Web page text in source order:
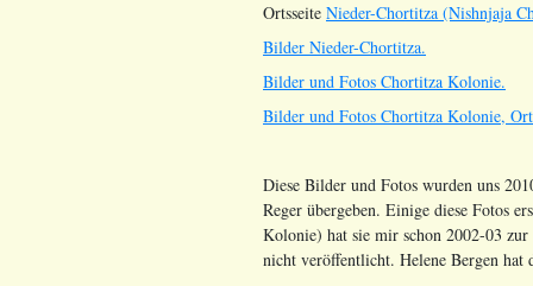
Ortsseite Nieder-Chortitza (Nishnjaja
Bilder Nieder-Chortitza.
Bilder und Fotos Chortitza Kolonie.
Bilder und Fotos Chortitza Kolonie,
Diese Bilder und Fotos wurden uns
Reger übergeben. Einige diese Fotos
Kolonie) hat sie mir schon 2002-03
nicht veröffentlicht. Helene Bergen hat